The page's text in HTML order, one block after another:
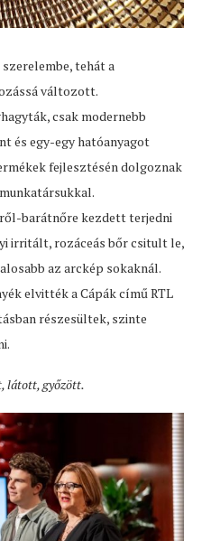
tehát a
változott.
csak modernebb
és egy-egy hatóanyagot
fejlesztésén dolgoznak
barátnőre kezdett terjedni
irritált, rozáceás bőr csitult le,
az arckép sokaknál.
elvitték a Cápák című RTL
részesültek, szinte
látott, győzött.